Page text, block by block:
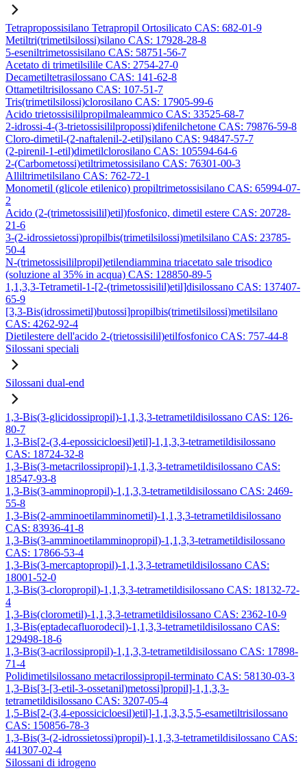
Tetrapropossisilano Tetrapropil Ortosilicato CAS: 682-01-9
Metiltri(trimetilsilossi)silano CAS: 17928-28-8
5-eseniltrimetossisilano CAS: 58751-56-7
Acetato di trimetilsilile CAS: 2754-27-0
Decametiltetrasilossano CAS: 141-62-8
Ottametiltrisilossano CAS: 107-51-7
Tris(trimetilsilossi)clorosilano CAS: 17905-99-6
Acido trietossisililpropilmaleammico CAS: 33525-68-7
2-idrossi-4-(3-trietossisililpropossi)difenilchetone CAS: 79876-59-8
Cloro-dimetil-(2-naftalenil-2-etil)silano CAS: 94847-57-7
(2-pirenil-1-etil)dimetilclorosilano CAS: 105594-64-6
2-(Carbometossi)etiltrimetossisilano CAS: 76301-00-3
Alliltrimetilsilano CAS: 762-72-1
Monometil (glicole etilenico) propiltrimetossisilano CAS: 65994-07-
2
Acido (2-(trimetossisilil)etil)fosfonico, dimetil estere CAS: 20728-
21-6
3-(2-idrossietossi)propilbis(trimetilsilossi)metilsilano CAS: 23785-
50-4
N-(trimetossisililpropil)etilendiammina triacetato sale trisodico
(soluzione al 35% in acqua) CAS: 128850-89-5
1,1,3,3-Tetrametil-1-[2-(trimetossisilil)etil]disilossano CAS: 137407-
65-9
[3,3-Bis(idrossimetil)butossi]propilbis(trimetilsilossi)metilsilano
CAS: 4262-92-4
Dietilestere dell'acido 2-(trietossisilil)etilfosfonico CAS: 757-44-8
Silossani speciali
Silossani dual-end
1,3-Bis(3-glicidossipropil)-1,1,3,3-tetrametildisilossano CAS: 126-
80-7
1,3-Bis[2-(3,4-epossicicloesil)etil]-1,1,3,3-tetrametildisilossano
CAS: 18724-32-8
1,3-Bis(3-metacrilossipropil)-1,1,3,3-tetrametildisilossano CAS:
18547-93-8
1,3-Bis(3-amminopropil)-1,1,3,3-tetrametildisilossano CAS: 2469-
55-8
1,3-Bis(2-amminoetilamminometil)-1,1,3,3-tetrametildisilossano
CAS: 83936-41-8
1,3-Bis(3-amminoetilamminopropil)-1,1,3,3-tetrametildisilossano
CAS: 17866-53-4
1,3-Bis(3-mercaptopropil)-1,1,3,3-tetrametildisilossano CAS:
18001-52-0
1,3-Bis(3-cloropropil)-1,1,3,3-tetrametildisilossano CAS: 18132-72-
4
1,3-Bis(clorometil)-1,1,3,3-tetrametildisilossano CAS: 2362-10-9
1,3-Bis(eptadecafluorodecil)-1,1,3,3-tetrametildisilossano CAS:
129498-18-6
1,3-Bis(3-acrilossipropil)-1,1,3,3-tetrametildisilossano CAS: 17898-
71-4
Polidimetilsilossano metacrilossipropil-terminato CAS: 58130-03-3
1,3-Bis[3-[3-etil-3-ossetanil)metossi]propil]-1,1,3,3-
tetrametildisilossano CAS: 3207-05-4
1,5-Bis[2-(3,4-epossicicloesil)etil]-1,1,3,3,5,5-esametiltrisilossano
CAS: 150856-78-3
1,3-Bis(3-(2-idrossietossi)propil)-1,1,3,3-tetrametildisilossano CAS:
441307-02-4
Silossani di idrogeno